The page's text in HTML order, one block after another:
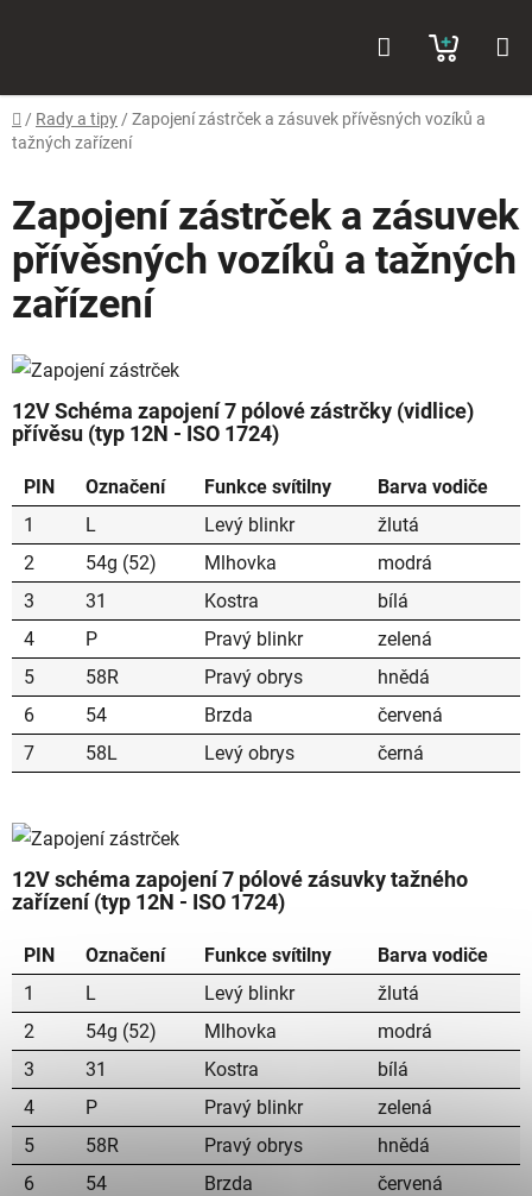
KOŠÍK
Domů
/ Rady a tipy / Zapojení zástrček a zásuvek přívěsných vozíků a
tažných zařízení
Zapojení zástrček a zásuvek
přívěsných vozíků a tažných
zařízení
12V Schéma zapojení 7 pólové zástrčky (vidlice)
přívěsu (typ 12N - ISO 1724)
PIN Označení Funkce svítilny
Barva vodiče
1
L Levý blinkr
žlutá
2
54g (52) Mlhovka
modrá
3
31 Kostra
bílá
4
P Pravý blinkr
zelená
5
58R Pravý obrys
hnědá
6
54 Brzda
červená
7
58L Levý obrys černá
12V schéma zapojení 7 pólové zásuvky tažného
zařízení (typ 12N - ISO 1724)
PIN Označení Funkce svítilny Barva vodiče
1
L Levý blinkr
žlutá
2
54g (52) Mlhovka
modrá
3
31 Kostra
bílá
4
P Pravý blinkr
zelená
5
58R Pravý obrys
hnědá
6
54 Brzda
červená